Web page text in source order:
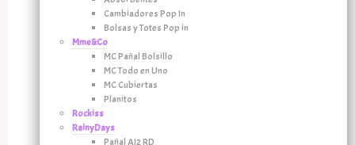
Cambiadores Pop In
Bolsas y Totes Pop in
Mme&Co
MC Pañal Bolsillo
MC Todo en Uno
MC Cubiertas
Planitos
Rockiss
RainyDays
Pañal AI2 RD